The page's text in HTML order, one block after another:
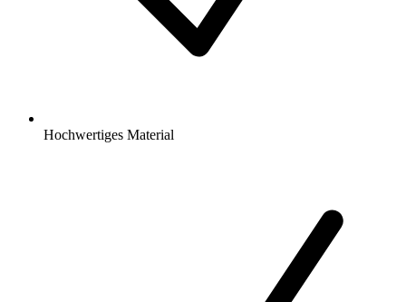
Hochwertiges Material